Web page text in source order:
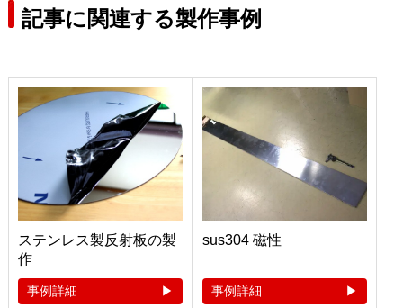
記事に関連する製作事例
ステンレス製反射板の製
作
事例詳細
sus304 磁性
事例詳細